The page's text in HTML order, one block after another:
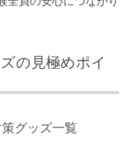
の見極めポイ
グッズ一覧